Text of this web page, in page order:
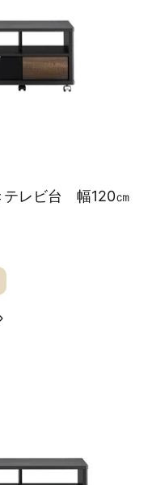
テレビ台 幅120㎝